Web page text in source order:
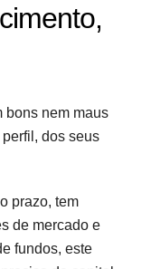
bons nem maus
dos seus
prazo, tem
de mercado e
fundos, este